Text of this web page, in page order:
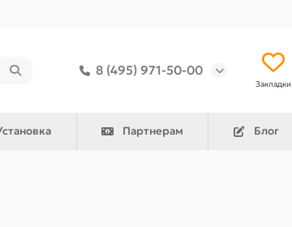
8 (495) 971-50-00
Закладки
Партнерам Блог